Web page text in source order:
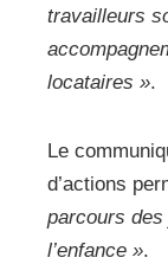
travailleurs
locataires ».
Le
d’actions
parcours des
l’enfance ».